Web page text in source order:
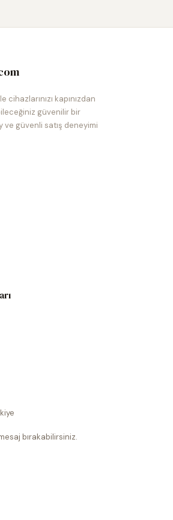
kapınızdan
güvenilir bir
ve güvenli satış deneyimi
bırakabilirsiniz.